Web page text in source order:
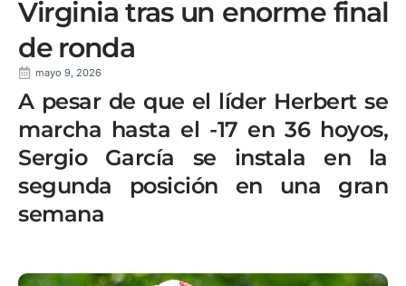
Virginia tras un enorme final
de ronda
mayo 9, 2026
A pesar de que el líder Herbert se
marcha hasta el -17 en 36 hoyos,
Sergio García se instala en la
segunda posición en una gran
semana